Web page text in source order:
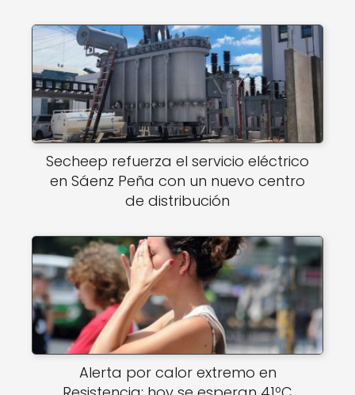
Secheep refuerza el servicio eléctrico
en Sáenz Peña con un nuevo centro
de distribución
Alerta por calor extremo en